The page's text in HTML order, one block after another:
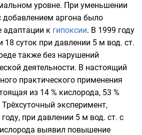
уровне. При уменьшении
добавлением аргона было
адаптации к гипоксии. В 1999 году
суток при давлении 5 м вод. ст.
также без нарушений
деятельности. В настоящий
практического применения
из 14 % кислорода, 53 %
Трёхсуточный эксперимент,
, при давлении 5 м вод. ст. с
выявил повышение